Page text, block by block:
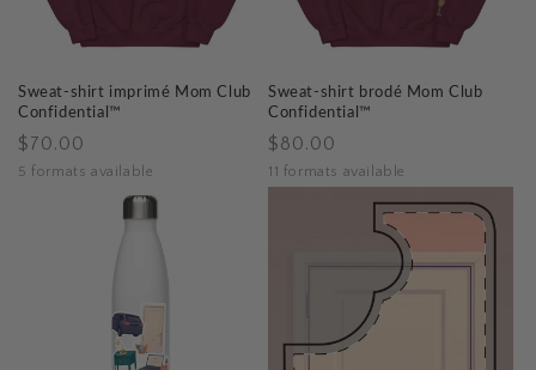
Sweat-shirt imprimé Mom Club
Confidential™
Prix
habituel
$70.00
5 formats available
Sweat-shirt brodé Mom Club
Confidential™
Prix
habituel
$80.00
11 formats available